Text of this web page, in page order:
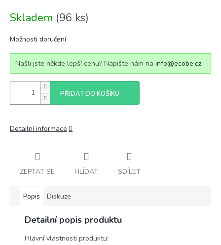
cena:
Skladem (96 ks)
Možnosti doručení
Našli jste někde lepší cenu? Napište nám na info@ecobe.cz.
PŘIDAT DO KOŠÍKU
Detailní informace
ZEPTAT SE HLÍDAT SDÍLET
Popis Diskuze
Detailní popis produktu
Hlavní vlastnosti produktu: